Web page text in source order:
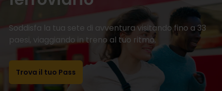
Soddisfa la tua sete di avventura visitando fino a 33
paesi, viaggiando in treno al tuo ritmo.
Trova il tuo Pass